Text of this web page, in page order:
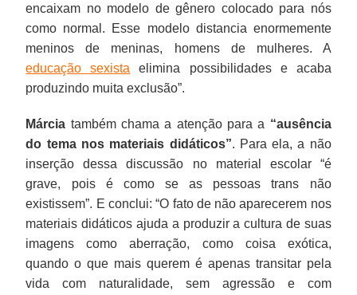
encaixam no modelo de gênero colocado para nós
como normal. Esse modelo distancia enormemente
meninos de meninas, homens de mulheres. A
educação sexista elimina possibilidades e acaba
produzindo muita exclusão”.
Márcia também chama a atenção para a “ausência
do tema nos materiais didáticos”. Para ela, a não
inserção dessa discussão no material escolar “é
grave, pois é como se as pessoas trans não
existissem”. E conclui: “O fato de não aparecerem nos
materiais didáticos ajuda a produzir a cultura de suas
imagens como aberração, como coisa exótica,
quando o que mais querem é apenas transitar pela
vida com naturalidade, sem agressão e com